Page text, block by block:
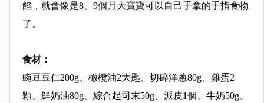
餡，就會像是8、9個月大寶寶可以自己手拿的手指食物
了。
食材：
豌豆豆仁200g、橄欖油2大匙、切碎洋蔥80g、雞蛋2
顆、鮮奶油80g、綜合起司末50g、派皮1個、牛奶50g、